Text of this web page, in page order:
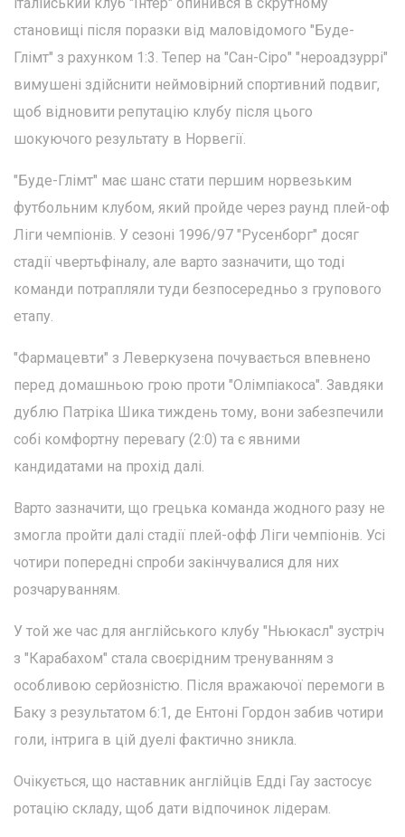
становищі після поразки від маловідомого "Буде-
Глімт" з рахунком 1:3. Тепер на "Сан-Сіро" "нероадзуррі"
вимушені здійснити неймовірний спортивний подвиг,
щоб відновити репутацію клубу після цього
шокуючого результату в Норвегії.
"Буде-Глімт" має шанс стати першим норвезьким
футбольним клубом, який пройде через раунд плей-оф
Ліги чемпіонів. У сезоні 1996/97 "Русенборг" досяг
стадії чвертьфіналу, але варто зазначити, що тоді
команди потрапляли туди безпосередньо з групового
етапу.
"Фармацевти" з Леверкузена почувається впевнено
перед домашньою грою проти "Олімпіакоса". Завдяки
дублю Патріка Шика тиждень тому, вони забезпечили
собі комфортну перевагу (2:0) та є явними
кандидатами на прохід далі.
Варто зазначити, що грецька команда жодного разу не
змогла пройти далі стадії плей-офф Ліги чемпіонів. Усі
чотири попередні спроби закінчувалися для них
розчаруванням.
У той же час для англійського клубу "Ньюкасл" зустріч
з "Карабахом" стала своєрідним тренуванням з
особливою серйозністю. Після вражаючої перемоги в
Баку з результатом 6:1, де Ентоні Гордон забив чотири
голи, інтрига в цій дуелі фактично зникла.
Очікується, що наставник англійців Едді Гау застосує
ротацію складу, щоб дати відпочинок лідерам.